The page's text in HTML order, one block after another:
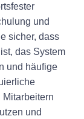
und
sicher, dass
das System
und häufige
Mitarbeitern
und